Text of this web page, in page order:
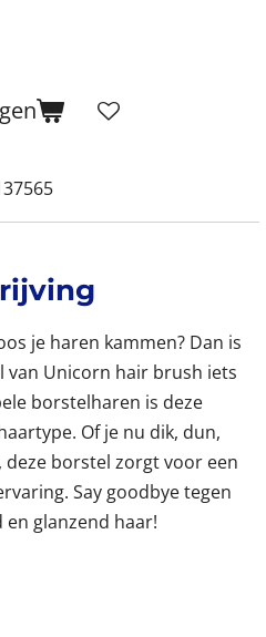
je haren kammen? Dan is
Unicorn hair brush iets
borstelharen is deze
Of je nu dik, dun,
borstel zorgt voor een
Say goodbye tegen
glanzend haar!